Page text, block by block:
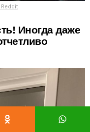
Иногда даже